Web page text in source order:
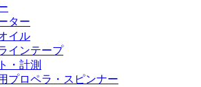
ター
イル
インテープ
・計測
プロペラ・スピンナー